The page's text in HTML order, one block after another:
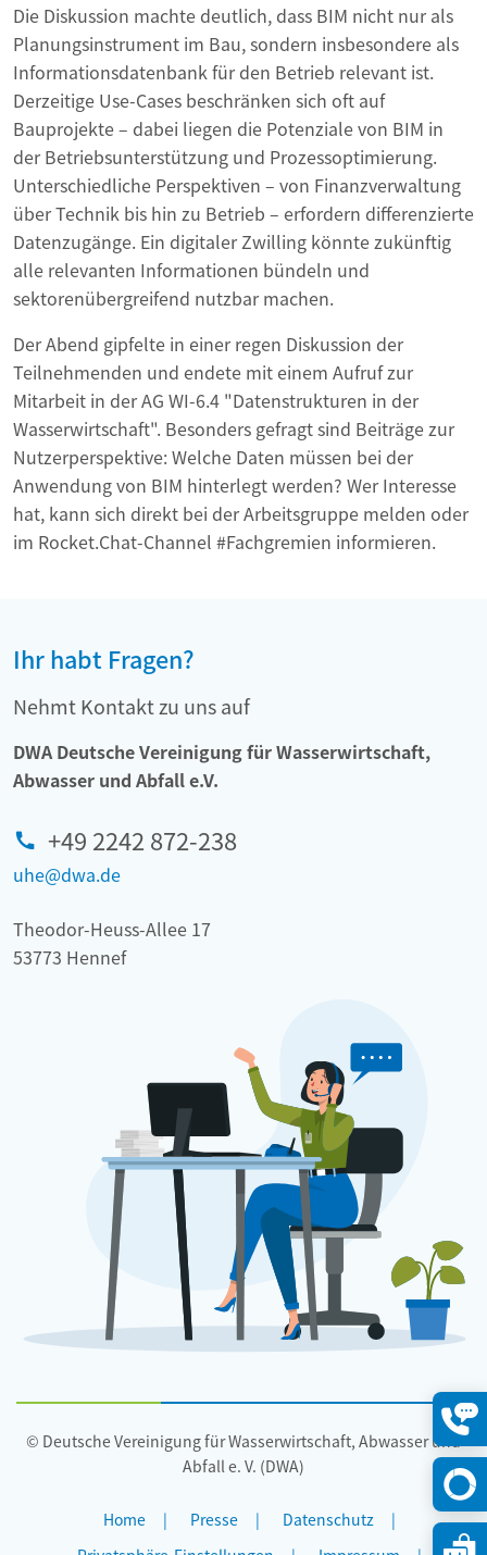
Die Diskussion machte deutlich, dass BIM nicht nur als
Planungsinstrument im Bau, sondern insbesondere als
Informationsdatenbank für den Betrieb relevant ist.
Derzeitige Use-Cases beschränken sich oft auf
Bauprojekte – dabei liegen die Potenziale von BIM in
der Betriebsunterstützung und Prozessoptimierung.
Unterschiedliche Perspektiven – von Finanzverwaltung
über Technik bis hin zu Betrieb – erfordern differenzierte
Datenzugänge. Ein digitaler Zwilling könnte zukünftig
alle relevanten Informationen bündeln und
sektorenübergreifend nutzbar machen.
Der Abend gipfelte in einer regen Diskussion der
Teilnehmenden und endete mit einem Aufruf zur
Mitarbeit in der AG WI-6.4 "Datenstrukturen in der
Wasserwirtschaft". Besonders gefragt sind Beiträge zur
Nutzerperspektive: Welche Daten müssen bei der
Anwendung von BIM hinterlegt werden? Wer Interesse
hat, kann sich direkt bei der Arbeitsgruppe melden oder
im Rocket.Chat-Channel #Fachgremien informieren.
Ihr habt Fragen?
Nehmt Kontakt zu uns auf
DWA Deutsche Vereinigung für Wasserwirtschaft,
Abwasser und Abfall e.V.
+49 2242 872-238
uhe@dwa.de
Theodor-Heuss-Allee 17
53773 Hennef
© Deutsche Vereinigung für Wasserwirtschaft, Abwasser und
Abfall e. V. (DWA)
Home Presse
Datenschutz